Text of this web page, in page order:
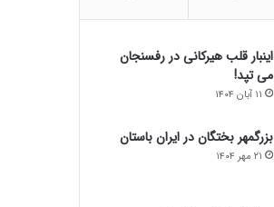
اینبار قلب هیرکانی در رفسنجان
می تپد!
۱۱ آبان ۱۴۰۴
بزرگمهر بختگان در ایران باستان
۲۱ مهر ۱۴۰۴